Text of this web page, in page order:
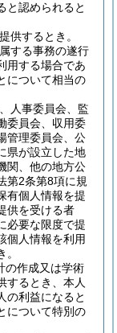
と認められると
供するとき。
する事務の遂行
用する場合であ
について相当の
人事委員会、監
委員会、収用委
管理委員会、公
県が設立した地
関、他の地方公
第2条第8項に規
有個人情報を提
供を受ける者
必要な限度で提
個人情報を利用
の作成又は学術
するとき、本人
の利益になると
について特別の